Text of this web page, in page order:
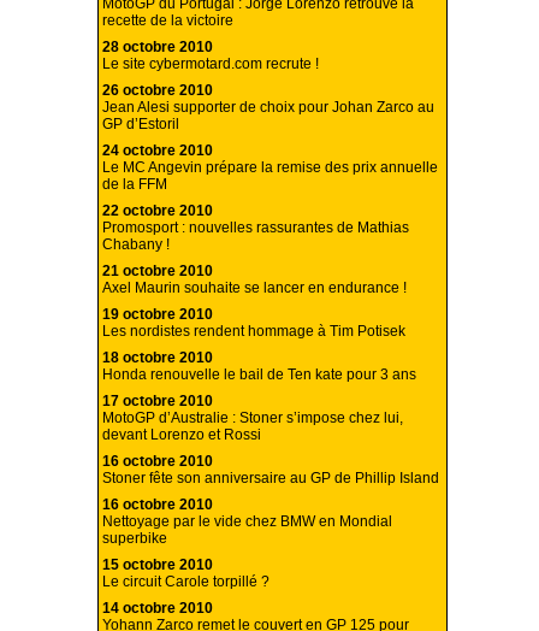
MotoGP du Portugal : Jorge Lorenzo retrouve la
recette de la victoire
28 octobre 2010
Le site cybermotard.com recrute !
26 octobre 2010
Jean Alesi supporter de choix pour Johan Zarco au
GP d’Estoril
24 octobre 2010
Le MC Angevin prépare la remise des prix annuelle
de la FFM
22 octobre 2010
Promosport : nouvelles rassurantes de Mathias
Chabany !
21 octobre 2010
Axel Maurin souhaite se lancer en endurance !
19 octobre 2010
Les nordistes rendent hommage à Tim Potisek
18 octobre 2010
Honda renouvelle le bail de Ten kate pour 3 ans
17 octobre 2010
MotoGP d’Australie : Stoner s’impose chez lui,
devant Lorenzo et Rossi
16 octobre 2010
Stoner fête son anniversaire au GP de Phillip Island
16 octobre 2010
Nettoyage par le vide chez BMW en Mondial
superbike
15 octobre 2010
Le circuit Carole torpillé ?
14 octobre 2010
Yohann Zarco remet le couvert en GP 125 pour